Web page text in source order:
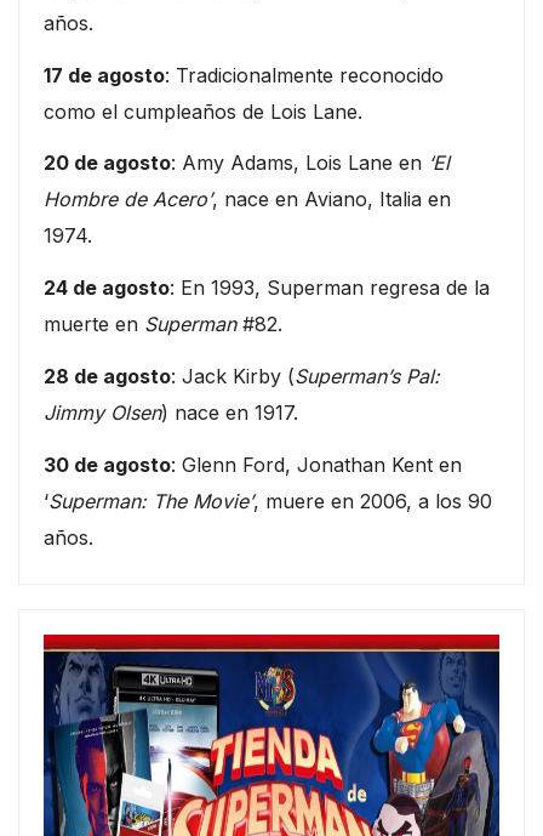
años.
17 de agosto: Tradicionalmente reconocido
como el cumpleaños de Lois Lane.
20 de agosto: Amy Adams, Lois Lane en ‘El
Hombre de Acero’, nace en Aviano, Italia en
1974.
24 de agosto: En 1993, Superman regresa de la
muerte en Superman#82.
28 de agosto: Jack Kirby (Superman’s Pal:
Jimmy Olsen) nace en 1917.
30 de agosto: Glenn Ford, Jonathan Kent en
‘Superman: The Movie’, muere en 2006, a los 90
años.